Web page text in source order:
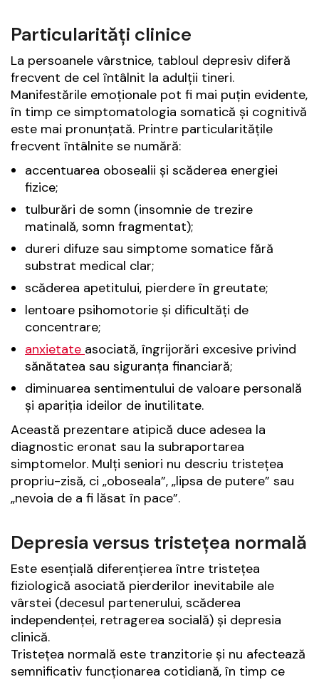
Particularități clinice
La persoanele vârstnice, tabloul depresiv diferă
frecvent de cel întâlnit la adulții tineri.
Manifestările emoționale pot fi mai puțin evidente,
în timp ce simptomatologia somatică și cognitivă
este mai pronunțată. Printre particularitățile
frecvent întâlnite se numără:
accentuarea obosealii și scăderea energiei
fizice;
tulburări de somn (insomnie de trezire
matinală, somn fragmentat);
dureri difuze sau simptome somatice fără
substrat medical clar;
scăderea apetitului, pierdere în greutate;
lentoare psihomotorie și dificultăți de
concentrare;
anxietate asociată, îngrijorări excesive privind
sănătatea sau siguranța financiară;
diminuarea sentimentului de valoare personală
și apariția ideilor de inutilitate.
Această prezentare atipică duce adesea la
diagnostic eronat sau la subraportarea
simptomelor. Mulți seniori nu descriu tristețea
propriu-zisă, ci „oboseala”, „lipsa de putere” sau
„nevoia de a fi lăsat în pace”.
Depresia versus tristețea normală
Este esențială diferențierea între tristețea
fiziologică asociată pierderilor inevitabile ale
vârstei (decesul partenerului, scăderea
independenței, retragerea socială) și depresia
clinică.
Tristețea normală este tranzitorie și nu afectează
semnificativ funcționarea cotidiană, în timp ce